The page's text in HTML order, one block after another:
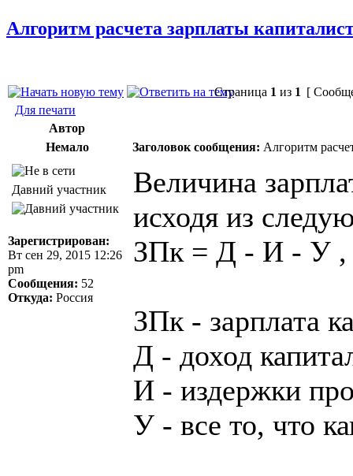
Алгоритм расчета зарплаты
Страница 1 из 1 [
Для печати
Автор
Немало
Заголовок сообщения: Алгоритм
Давний участник
Зарегистрирован:
Вт сен 29, 2015 12:26
pm
Сообщения: 52
Откуда: Россия
Величина
исходя из
ЗПк = Д - И - У ,
ЗПк - зарплата
Д - доход
И - издержки
У - все то, что